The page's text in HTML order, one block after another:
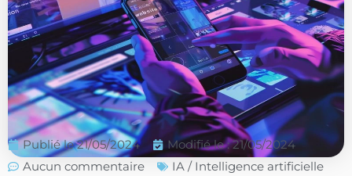
Publié le 21/05/2024
Modifié le : 21/05/2024
Aucun commentaire
IA / Intelligence artificielle